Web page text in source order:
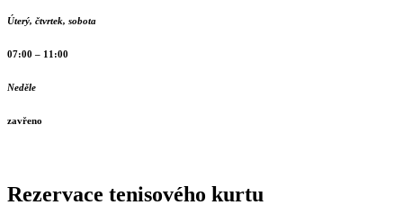
Úterý, čtvrtek, sobota
07:00 – 11:00
Neděle
zavřeno
Rezervace tenisového kurtu